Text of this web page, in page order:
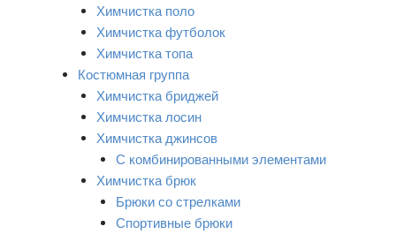
Химчистка поло
Химчистка футболок
Химчистка топа
Костюмная группа
Химчистка бриджей
Химчистка лосин
Химчистка джинсов
С комбинированными элементами
Химчистка брюк
Брюки со стрелками
Спортивные брюки